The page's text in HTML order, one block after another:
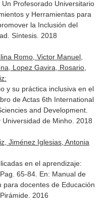
Un Profesorado Universitario
y Herramientas para
la Inclusión del
. Síntesis. 2018
Romo, Victor Manuel,
Lopez Gavira, Rosario,
y su práctica inclusiva en el
de Actas 6th International
and Development.
de Minho. 2018
Jiménez Iglesias, Antonia
en el aprendizaje:
65-84. En: Manual de
para docentes de Educación
. Pirámide. 2016